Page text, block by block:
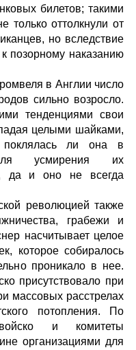
билетов; такими
только оттолкнули от
но вследствие
позорному наказанию
в Англии число
сильно возросло.
тенденциями свои
целыми шайками,
поклялась ли она в
усмирения их
да и оно не всегда
революцией также
грабежи и
насчитывает целое
которое собиралось
проникало в нее.
присутствовало при
массовых расстрелах
потопления. По
и комитеты
организациями для